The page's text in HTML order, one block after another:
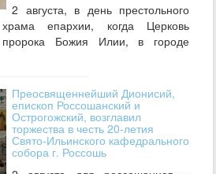
2 августа, в день престольного
храма епархии, когда Церковь
пророка Божия Илии, в городе
Преосвященнейший Дионисий,
епископ Россошанский и
Острогожский, возглавил
торжества в честь 20-летия
Свято-Ильинского кафедрального
собора г. Россошь